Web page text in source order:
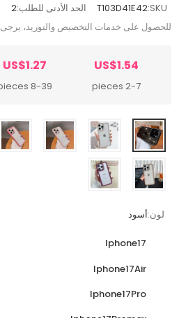
SKU:
T103D41E42 الحد الأدنى للطلب:2
للحصول على خدمات التخصيص والتوريد، يرجى
US$1.54
2-7 pieces
US$1.27
8-39 pieces
لون:أسود
Iphone17
Iphone17Air
Iphone17Pro